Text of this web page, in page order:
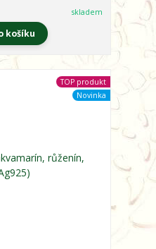
skladem
košíku
TOP produkt
Novinka